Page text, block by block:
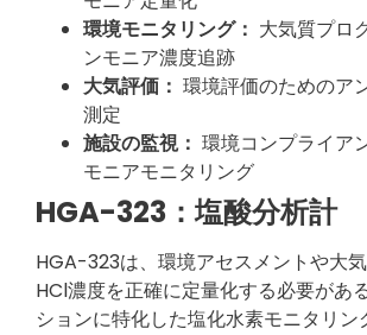
環境モニタリング： 大気質プロ
ンモニア濃度追跡
大気評価： 環境評価のためのア
測定
施設の監視： 環境コンプライア
モニアモニタリング
HGA-323：塩酸分析計
HGA-323は、環境アセスメントや大
HCl濃度を正確に定量化する必要があ
ションに特化した塩化水素モニタリン